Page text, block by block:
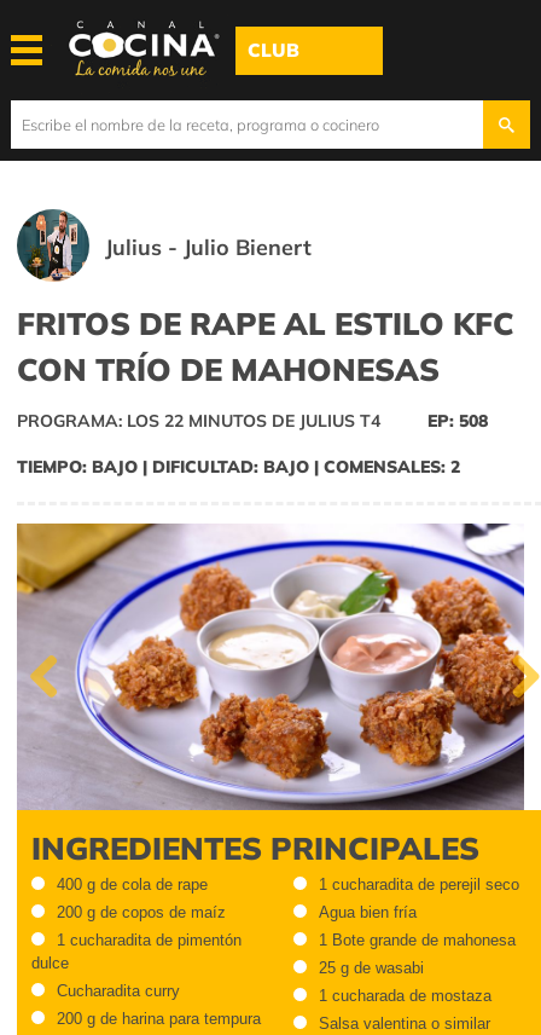
CLUB
Julius - Julio Bienert
FRITOS DE RAPE AL ESTILO KFC
CON TRÍO DE MAHONESAS
PROGRAMA: LOS 22 MINUTOS DE JULIUS T4 EP: 508
TIEMPO: BAJO | DIFICULTAD: BAJO | COMENSALES: 2
Previous Next
INGREDIENTES PRINCIPALES
400 g de cola de rape
200 g de copos de maíz
1 cucharadita de pimentón
dulce
Cucharadita curry
200 g de harina para tempura
1 cucharadita de perejil seco
Agua bien fría
1 Bote grande de mahonesa
25 g de wasabi
1 cucharada de mostaza
Salsa valentina o similar